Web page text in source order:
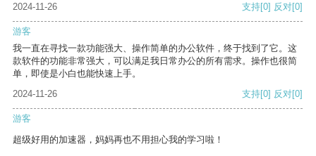
2024-11-26 支持[0] 反对[0]
游客
我一直在寻找一款功能强大、操作简单的办公软件，终于找到了它。这
款软件的功能非常强大，可以满足我日常办公的所有需求。操作也很简
单，即使是小白也能快速上手。
2024-11-26
支持[0] 反对[0]
游客
超级好用的加速器，妈妈再也不用担心我的学习啦！